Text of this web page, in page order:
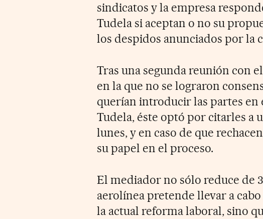
sindicatos y la empresa
Tudela si aceptan o no su
los despidos anunciados por la
Tras una segunda reunión con
en la que no se lograron
querían introducir las partes
Tudela, éste optó por citarles a
lunes, y en caso de que
su papel en el proceso.
El mediador no sólo reduce de
aerolínea pretende llevar a
la actual reforma laboral, sino